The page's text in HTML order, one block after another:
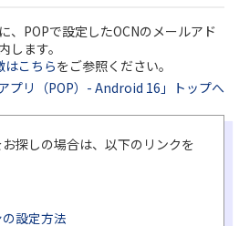
POPで設定したOCNのメールアド
します。
はこちらをご参照ください。
プリ（POP）- Android 16」トップへ
探しの場合は、以下のリンクを
設定方法